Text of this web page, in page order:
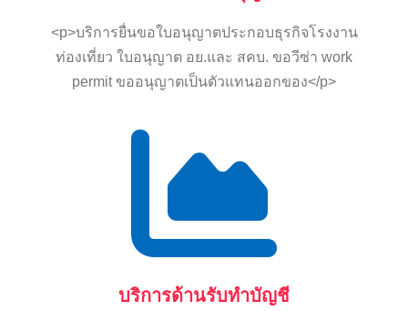
<p>บริการยื่นขอใบอนุญาตประกอบธุรกิจโรงงาน
ท่องเที่ยว ใบอนุญาต อย.และ สคบ. ขอวีซ่า work
permit ขออนุญาตเป็นตัวแทนออกของ</p>
บริการด้านรับทำบัญชี